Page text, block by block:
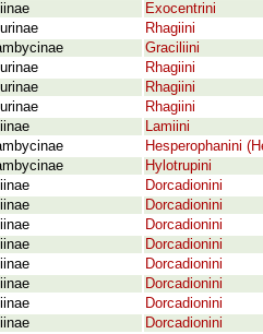
Exocentrini
Rhagiini
Graciliini
Rhagiini
Rhagiini
Rhagiini
Lamiini
Hesperophanini
Hylotrupini
Dorcadionini
Dorcadionini
Dorcadionini
Dorcadionini
Dorcadionini
Dorcadionini
Dorcadionini
Dorcadionini